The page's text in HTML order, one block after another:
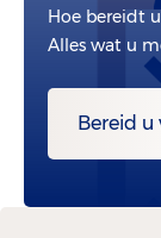
Hoe bereidt
Alles wat u
Bereid u